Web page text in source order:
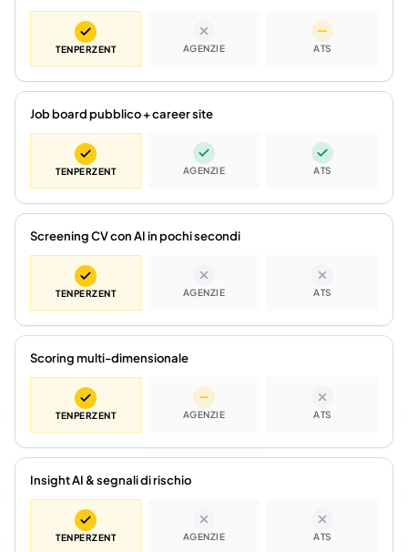
TENPERZENT AGENZIE ATS
Job board pubblico + career site
TENPERZENT AGENZIE ATS
Screening CV con AI in pochi secondi
TENPERZENT AGENZIE ATS
Scoring multi-dimensionale
TENPERZENT AGENZIE ATS
Insight AI & segnali di rischio
TENPERZENT AGENZIE ATS